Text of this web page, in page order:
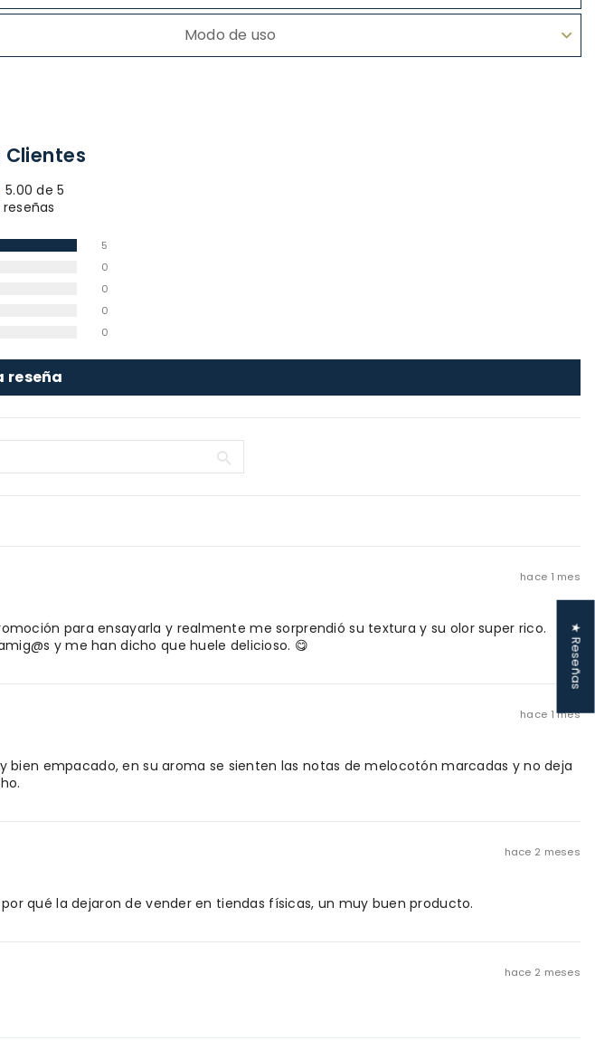
Modo de uso
Clientes
5.00 de 5
5
0
0
0
0
reseña
hace 1 mes
para ensayarla y realmente me sorprendió su textura y su olor super rico.
y me han dicho que huele delicioso. 😋
hace 1 mes
bien empacado, en su aroma se sienten las notas de melocotón marcadas y no deja
hace 2 meses
qué la dejaron de vender en tiendas físicas, un muy buen producto.
hace 2 meses
★ Reseñas